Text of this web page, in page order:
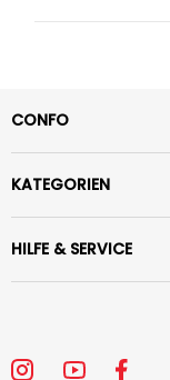
CONFO
KATEGORIEN
HILFE & SERVICE